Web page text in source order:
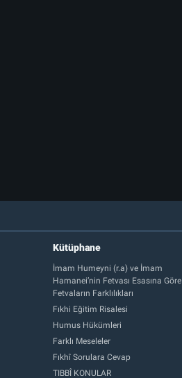
Kütüphane
İmam Humeyni (r.a) ve İmam
Hamanei’nin Fetvası Esasına Göre
Fetvaların Farklılıkları
Fıkhi Eğitim Risalesi
Humus Hükümleri
Farklı Meseleler
Fıkhî Sorulara Cevap
TIBBÎ KONULAR